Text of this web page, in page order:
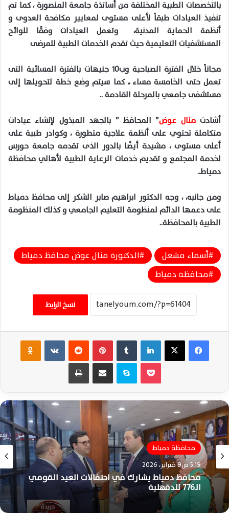
بالتخصصات الطبية المختلفة من أساتذة جامعة المنصورة ، كما تم
تنفيذ العيادات طبقاً لأعلى مستوى لمعايير مكافحة العدوى و
أنظمة الحماية المدنية، وتعمل العيادات وفقًا للوائح
المستشفيات التعليمية حيث تقدم الخدمات الطبية للمرضى
مجاناً خلال الفترة الصباحية وب١٠ جنيهات بالفترة المسائية التى
تعمل حتى الخامسة مساء ً، كما سيتم وضع خطة لتحويلها إلى
مستشفى جامعي بالمرحلة القادمة ..
أشادت منال عوض” المحافظ ” بالجهد المبذول لإنشاء عيادات
متكاملة تحتوي على أنظمة علاجية متطورة ، وكوادر طبية على
أعلى مستوى ، مشيدة أيضًا بالدور الذى تقدمه جامعة حورس
لخدمة المجتمع و تقديم خدمات الرعاية الطبية لأهالي محافظة
دمياط..
ومن جانبه، ، وجه الدكتور ابراهيم صابر الشكر إلى محافظ دمياط
على دعمها الدائم لمنظومة التعليم الجامعي و كذلك المنظومة
الطبية بالمحافظة..
أسماء مشعل
الدكتورة منال عوض محافظ دمياط
محافظة دمياط
نسخ الرابط
فيسبوك ‫X لينكدإن بينتيريست ‏VKontakte
سكايب مشاركة عبر البريد طباعة
محافظة دمياط
5:19 ص9 فبراير، 2026
محافظ دمياط يشارك في احتفالات العيد القومي
الـ776 للدقهلية